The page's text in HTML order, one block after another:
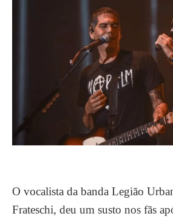
O vocalista da banda Legião
Frateschi, deu um susto nos fãs